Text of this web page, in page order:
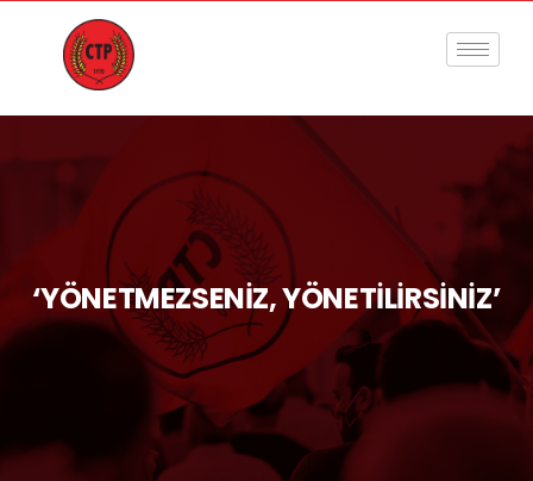
‘YÖNETMEZSENİZ, YÖNETİLİRSİNİZ’